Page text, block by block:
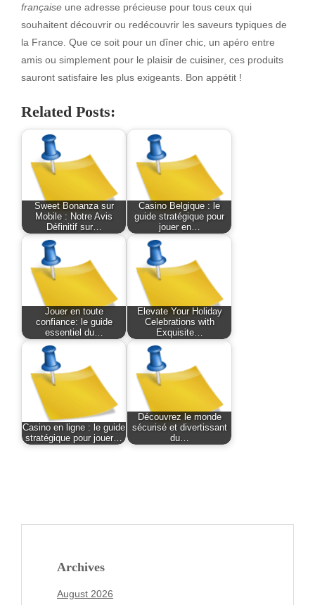
française une adresse précieuse pour tous ceux qui
souhaitent découvrir ou redécouvrir les saveurs typiques de
la France. Que ce soit pour un dîner chic, un apéro entre
amis ou simplement pour le plaisir de cuisiner, ces produits
sauront satisfaire les plus exigeants. Bon appétit !
Related Posts:
Sweet Bonanza sur
Mobile : Notre Avis
Définitif sur…
Casino Belgique : le
guide stratégique pour
jouer en…
Jouer en toute
confiance: le guide
essentiel du…
Elevate Your Holiday
Celebrations with
Exquisite…
Casino en ligne : le guide
stratégique pour jouer…
Découvrez le monde
sécurisé et divertissant
du…
Archives
August 2026